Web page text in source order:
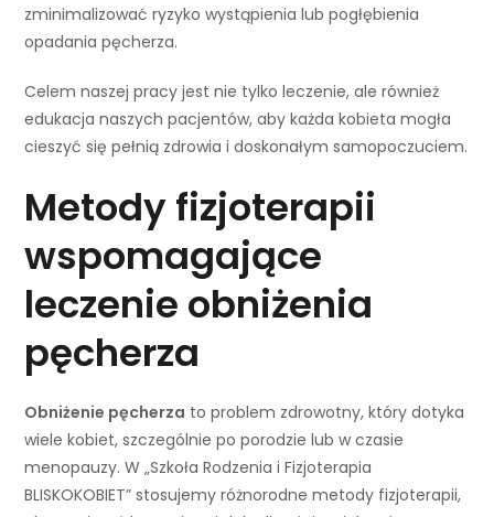
zminimalizować ryzyko wystąpienia lub pogłębienia
opadania pęcherza.
Celem naszej pracy jest nie tylko leczenie, ale również
edukacja naszych pacjentów, aby każda kobieta mogła
cieszyć się pełnią zdrowia i doskonałym samopoczuciem.
Metody fizjoterapii
wspomagające
leczenie obniżenia
pęcherza
Obniżenie pęcherza to problem zdrowotny, który dotyka
wiele kobiet, szczególnie po porodzie lub w czasie
menopauzy. W „Szkoła Rodzenia i Fizjoterapia
BLISKOKOBIET” stosujemy różnorodne metody fizjoterapii,